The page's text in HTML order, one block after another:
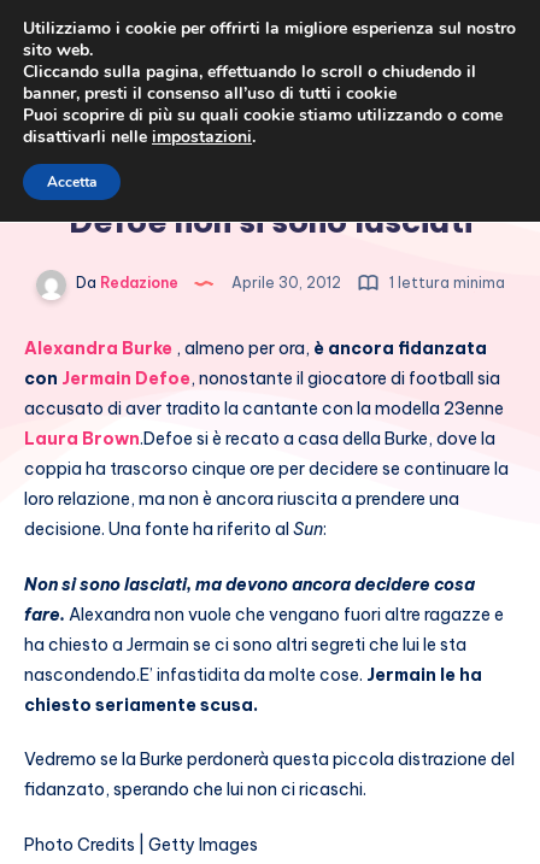
Alexandra Burke e Jermain
Defoe non si sono lasciati
Da Redazione Aprile 30, 2012 1 lettura minima
Alexandra Burke , almeno per ora, è ancora fidanzata
con Jermain Defoe, nonostante il giocatore di football sia
accusato di aver tradito la cantante con la modella 23enne
Laura Brown.Defoe si è recato a casa della Burke, dove la
coppia ha trascorso cinque ore per decidere se continuare la
loro relazione, ma non è ancora riuscita a prendere una
decisione. Una fonte ha riferito alSun:
Non si sono lasciati, ma devono ancora decidere cosa
fare. Alexandra non vuole che vengano fuori altre ragazze e
ha chiesto a Jermain se ci sono altri segreti che lui le sta
nascondendo.E’ infastidita da molte cose. Jermain le ha
chiesto seriamente scusa.
Vedremo se la Burke perdonerà questa piccola distrazione del
fidanzato, sperando che lui non ci ricaschi.
Photo Credits | Getty Images
Utilizziamo i cookie per offrirti la migliore esperienza sul nostro
sito web.
Cliccando sulla pagina, effettuando lo scroll o chiudendo il
banner, presti il consenso all’uso di tutti i cookie
Puoi scoprire di più su quali cookie stiamo utilizzando o come
disattivarli nelle impostazioni.
Accetta